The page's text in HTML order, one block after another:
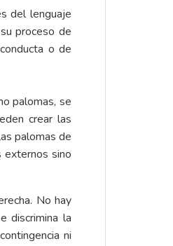
del lenguaje
proceso de
o de
palomas, se
crear las
palomas de
externos sino
No hay
discrimina la
ni